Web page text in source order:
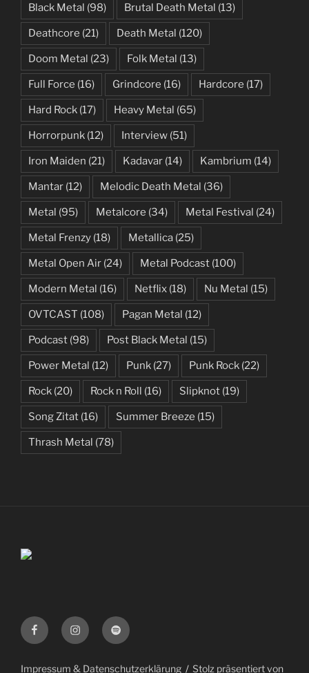
Black Metal (98) Brutal Death Metal (13)
Deathcore (21) Death Metal (120)
Doom Metal (23) Folk Metal (13)
Full Force (16) Grindcore (16) Hardcore (17)
Hard Rock (17) Heavy Metal (65)
Horrorpunk (12) Interview (51)
Iron Maiden (21) Kadavar (14) Kambrium (14)
Mantar (12) Melodic Death Metal (36)
Metal (95) Metalcore (34) Metal Festival (24)
Metal Frenzy (18) Metallica (25)
Metal Open Air (24) Metal Podcast (100)
Modern Metal (16) Netflix (18) Nu Metal (15)
OVTCAST (108) Pagan Metal (12)
Podcast (98) Post Black Metal (15)
Power Metal (12) Punk (27) Punk Rock (22)
Rock (20) Rock n Roll (16) Slipknot (19)
Song Zitat (16) Summer Breeze (15)
Thrash Metal (78)
FacebookInstagramSpotify
Impressum & Datenschutzerklärung Stolz präsentiert von